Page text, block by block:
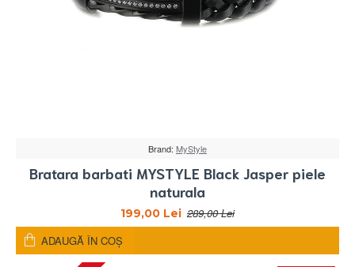
Brand: MyStyle
Bratara barbati MYSTYLE Black Jasper piele
naturala
199,00 Lei 289,00 Lei
ADAUGĂ ÎN COŞ